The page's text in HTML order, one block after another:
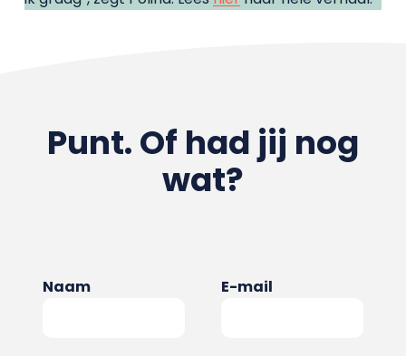
Punt. Of had jij nog
wat?
Naam E-mail